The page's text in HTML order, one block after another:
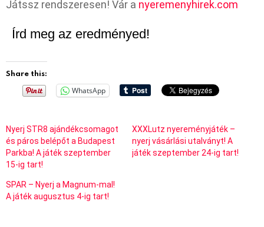
Játssz rendszeresen! Vár a nyeremenyhirek.com
Írd meg az eredményed!
Share this:
WhatsApp
Nyerj STR8 ajándékcsomagot
és páros belépőt a Budapest
Parkba! A játék szeptember
15-ig tart!
XXXLutz nyereményjáték –
nyerj vásárlási utalványt! A
játék szeptember 24-ig tart!
SPAR – Nyerj a Magnum-mal!
A játék augusztus 4-ig tart!